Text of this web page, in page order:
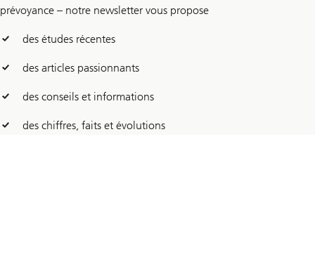
prévoyance – notre newsletter vous propose
des études récentes
des articles passionnants
des conseils et informations
des chiffres, faits et évolutions